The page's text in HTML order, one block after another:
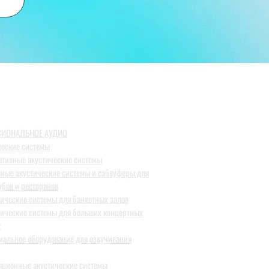
АУДИО
системы
акустические системы
акустические системы и сабвуферы для
и ресторанов
системы для банкетных залов
системы для больших концертных
оборудование для озвучивания
акустические системы